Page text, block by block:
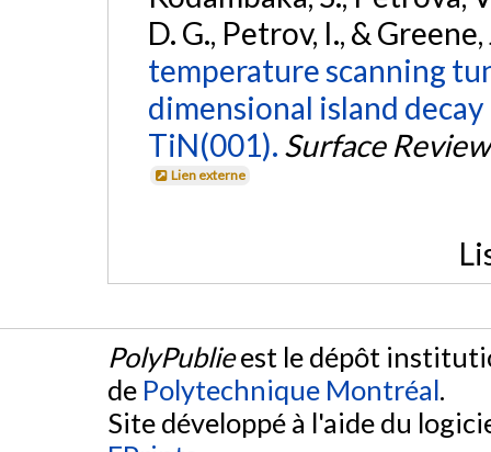
D. G., Petrov, I., &
temperature scanning
dimensional island
TiN(001). Surface
Lien externe
PolyPublieest le dépôt
de Polytechnique Montréal.
Site développé à l'aide du